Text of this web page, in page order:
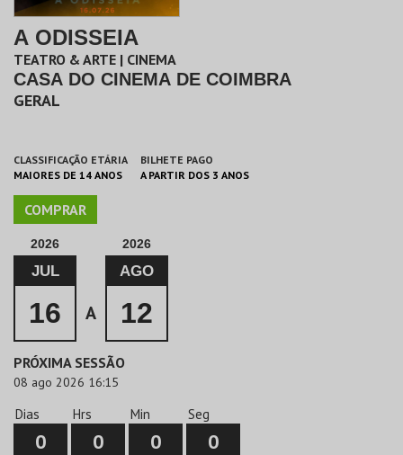
A ODISSEIA
TEATRO & ARTE | CINEMA
CASA DO CINEMA DE COIMBRA
GERAL
CLASSIFICAÇÃO ETÁRIA
MAIORES DE 14 ANOS
BILHETE PAGO
A PARTIR DOS 3 ANOS
COMPRAR
2026
JUL
16 A
2026
AGO
12
PRÓXIMA SESSÃO
08 ago 2026 16:15
Dias
0
Hrs
0
Min
0
Seg
0